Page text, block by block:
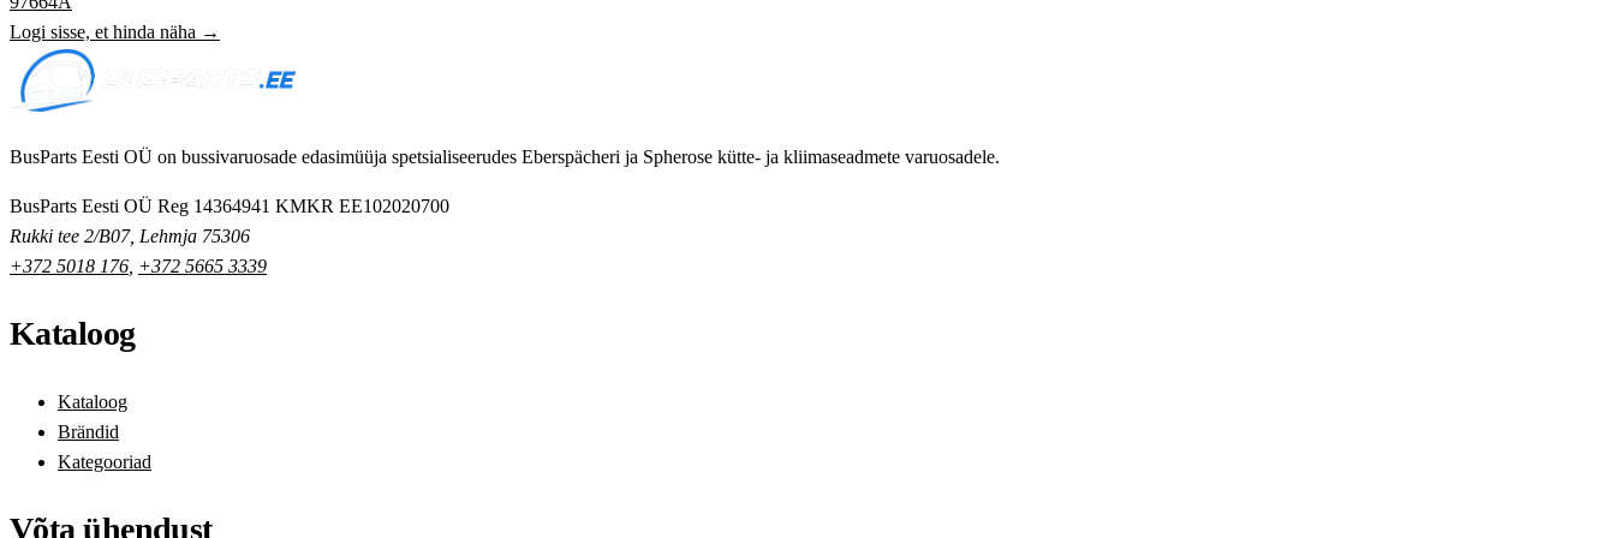
Logi sisse, et hinda näha →
BusParts Eesti OÜ on bussivaruosade edasimüüja spetsialiseerudes Eberspächeri ja Spherose kütte- ja kliimaseadmete varuosadele.
BusParts Eesti OÜ Reg 14364941 KMKR EE102020700
Rukki tee 2/B07, Lehmja 75306
+372 5018 176 +372 5665 3339
Kataloog
Kataloog
Brändid
Kategooriad
Võta ühendust